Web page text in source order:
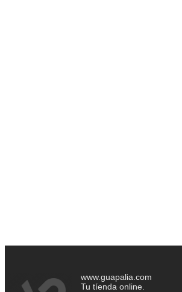
www.guapalia.com
Tu tíenda online.